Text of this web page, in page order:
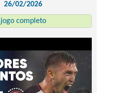
26/02/2026
jogo completo